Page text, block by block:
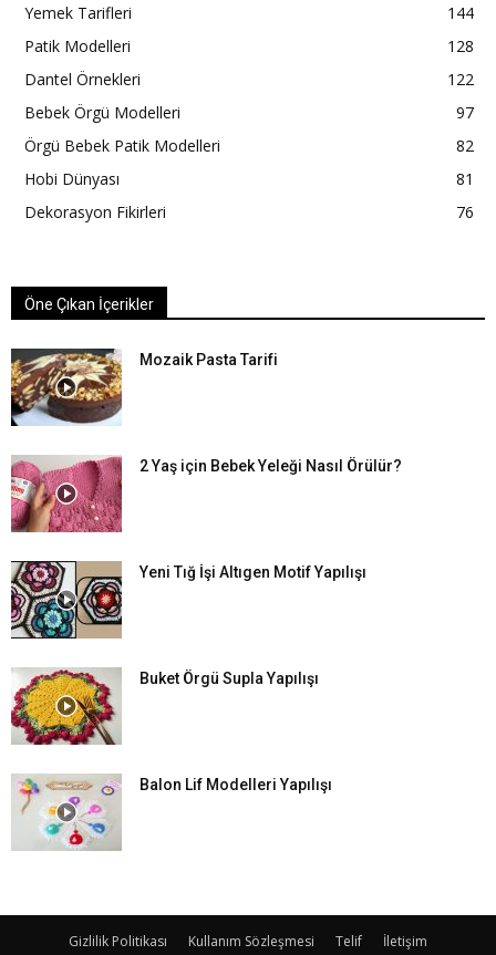
Yemek Tarifleri
144
Patik Modelleri
128
Dantel Örnekleri
122
Bebek Örgü Modelleri
97
Örgü Bebek Patik Modelleri
82
Hobi Dünyası
81
Dekorasyon Fikirleri
76
Öne Çıkan İçerikler
Mozaik Pasta Tarifi
2 Yaş için Bebek Yeleği Nasıl Örülür?
Yeni Tığ İşi Altıgen Motif Yapılışı
Buket Örgü Supla Yapılışı
Balon Lif Modelleri Yapılışı
Gizlilik Politikası Kullanım Sözleşmesi Telif İletişim